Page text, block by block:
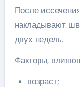
После
накладывают
двух недель.
Факторы,
возраст;